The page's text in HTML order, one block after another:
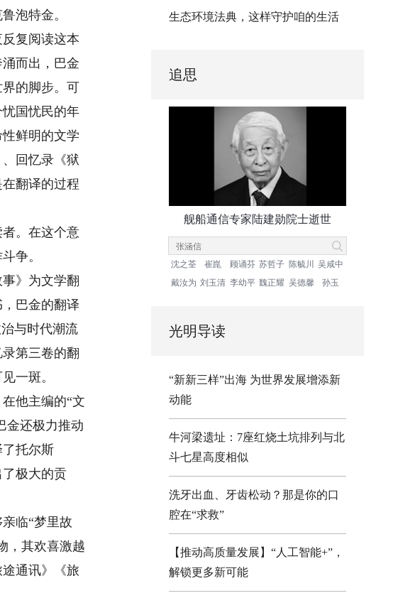
泡特金。
复阅读这本
而出，巴金
的脚步。可
国忧民的年
鲜明的文学
回忆录《狱
翻译的过程
。在这个意
争。
》为文学翻
巴金的翻译
与时代潮流
第三卷的翻
一斑。
他主编的“文
金还极力推动
托尔斯
极大的贡
临“梦里故
，其欢喜激越
通讯》《旅
生态环境法典，这样守护咱的生活
追思
舰船通信专家陆建勋院士逝世
沈之荃 崔崑 顾诵芬 苏哲子 陈毓川
吴咸中
戴汝为 刘玉清 李幼平 魏正耀 吴德馨 孙玉
光明导读
“新新三样”出海 为世界发展增添新
动能
牛河梁遗址：7座红烧土坑排列与北
斗七星高度相似
洗牙出血、牙齿松动？那是你的口
腔在“求救”
【推动高质量发展】“人工智能+”，
解锁更多新可能